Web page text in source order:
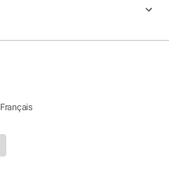
Français